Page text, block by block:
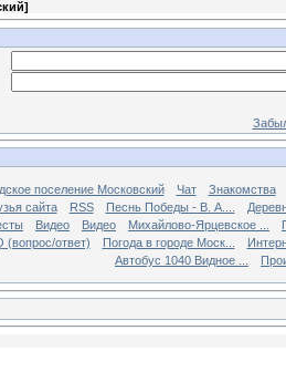
]
поселение Московский Чат
Знакомства
сайта RSS Песнь Победы - В. А....
Видео Видео Михайлово-Ярцевское ...
(вопрос/ответ) Погода в городе Моск...
Автобус 1040 Видное ...